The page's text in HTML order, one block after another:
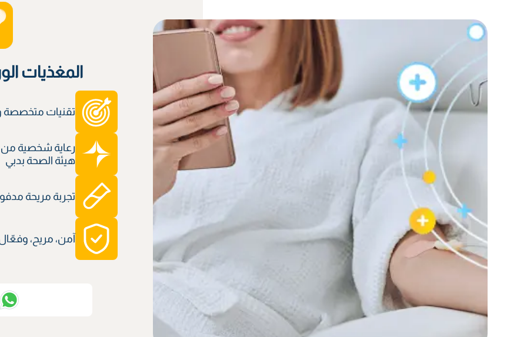
المغذيات
تقنيات متخصصة
رعاية شخصية
هيئة الصحة بدبي
تجربة مريحة
آمن، مريح،